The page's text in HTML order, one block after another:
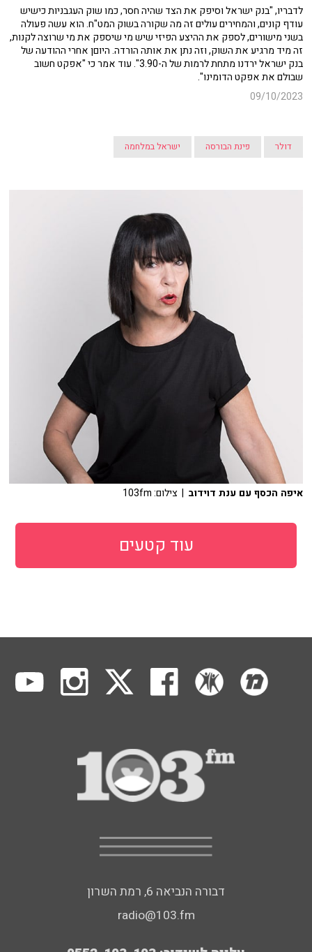
לדבריו, "בנק ישראל וסיפק את הצד שהיה חסר, כמו שוק העגבניות כישיש
עודף קונים, והמחירים עולים זה מה שקורה בשוק המט"ח. הוא עשה פעולה
בשני מישורים, לספק את ההיצע הפיזי שיש מי שיספק את מי שרוצה לקנות,
זה מיד מרגיע את השוק, וזה נתן את אותה הורדה. היוםן אחרי ההודעה של
בנק ישראל ירדנו מתחת לרמות של ה-3.90". עוד אמר כי "אפקט חשוב
שבולם את אפקט הדומינו".
09/10/2023
דולר פינת הבורסה ישראל במלחמה
איפה הכסף עם ענת דוידוב | צילום: 103fm
עוד קטעים
דבורה הנביאה 6, רמת השרון
radio@103.fm